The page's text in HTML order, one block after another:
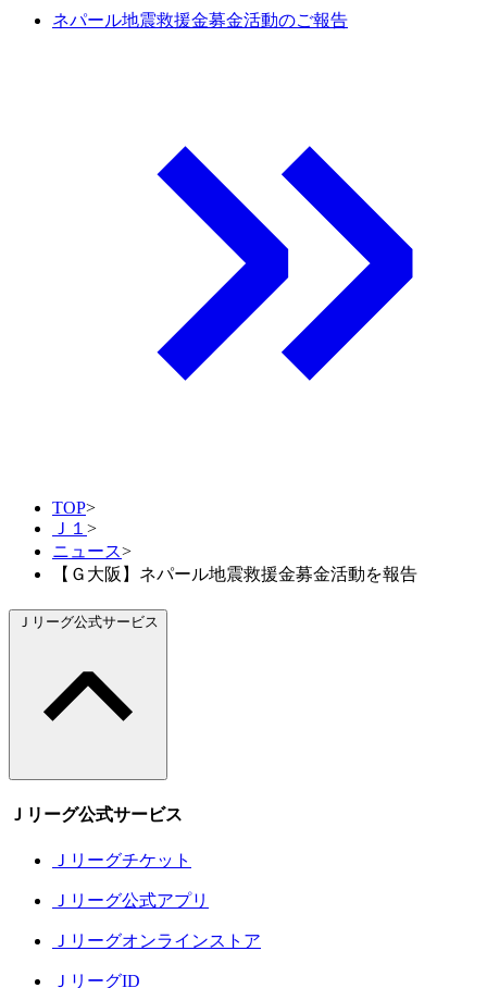
ネパール地震救援金募金活動のご報告
TOP>
Ｊ１ >
ニュース>
【Ｇ大阪】ネパール地震救援金募金活動を報告
Ｊリーグ公式サービス
Ｊリーグ公式サービス
Ｊリーグチケット
Ｊリーグ公式アプリ
Ｊリーグオンラインストア
ＪリーグID